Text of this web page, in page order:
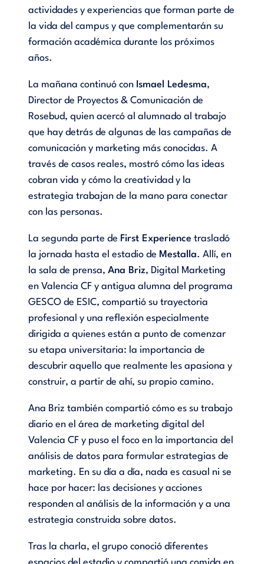
actividades y experiencias que forman parte de
la vida del campus y que complementarán su
formación académica durante los próximos
años.
La mañana continuó con Ismael Ledesma,
Director de Proyectos & Comunicación de
Rosebud, quien acercó al alumnado al trabajo
que hay detrás de algunas de las campañas de
comunicación y marketing más conocidas. A
través de casos reales, mostró cómo las ideas
cobran vida y cómo la creatividad y la
estrategia trabajan de la mano para conectar
con las personas.
La segunda parte de First Experience trasladó
la jornada hasta el estadio de Mestalla. Allí, en
la sala de prensa, Ana Briz, Digital Marketing
en Valencia CF y antigua alumna del programa
GESCO de ESIC, compartió su trayectoria
profesional y una reflexión especialmente
dirigida a quienes están a punto de comenzar
su etapa universitaria: la importancia de
descubrir aquello que realmente les apasiona y
construir, a partir de ahí, su propio camino.
Ana Briz también compartió cómo es su trabajo
diario en el área de marketing digital del
Valencia CF y puso el foco en la importancia del
análisis de datos para formular estrategias de
marketing. En su día a día, nada es casual ni se
hace por hacer: las decisiones y acciones
responden al análisis de la información y a una
estrategia construida sobre datos.
Tras la charla, el grupo conoció diferentes